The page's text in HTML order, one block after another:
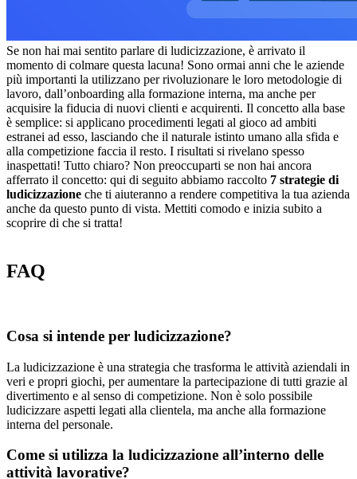
Se non hai mai sentito parlare di ludicizzazione, è arrivato il
momento di colmare questa lacuna! Sono ormai anni che le aziende
più importanti la utilizzano per rivoluzionare le loro metodologie di
lavoro, dall’onboarding alla formazione interna, ma anche per
acquisire la fiducia di nuovi clienti e acquirenti. Il concetto alla base
è semplice: si applicano procedimenti legati al gioco ad ambiti
estranei ad esso, lasciando che il naturale istinto umano alla sfida e
alla competizione faccia il resto. I risultati si rivelano spesso
inaspettati! Tutto chiaro? Non preoccuparti se non hai ancora
afferrato il concetto: qui di seguito abbiamo raccolto 7 strategie di
ludicizzazione che ti aiuteranno a rendere competitiva la tua azienda
anche da questo punto di vista. Mettiti comodo e inizia subito a
scoprire di che si tratta!
FAQ
Cosa si intende per ludicizzazione?
La ludicizzazione è una strategia che trasforma le attività aziendali in
veri e propri giochi, per aumentare la partecipazione di tutti grazie al
divertimento e al senso di competizione. Non è solo possibile
ludicizzare aspetti legati alla clientela, ma anche alla formazione
interna del personale.
Come si utilizza la ludicizzazione all’interno delle
attività lavorative?